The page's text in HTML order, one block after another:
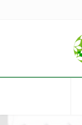
へ
ョ